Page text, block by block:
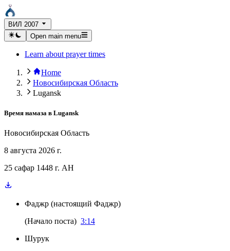
ВИЛ 2007
Open main menu
Learn about prayer times
Home
Новосибирская Область
Lugansk
Время намаза в Lugansk
Новосибирская Область
8 августа 2026 г.
25 сафар 1448 г. AH
Фаджр (настоящий Фаджр)
(Начало поста) 3:14
Шурук